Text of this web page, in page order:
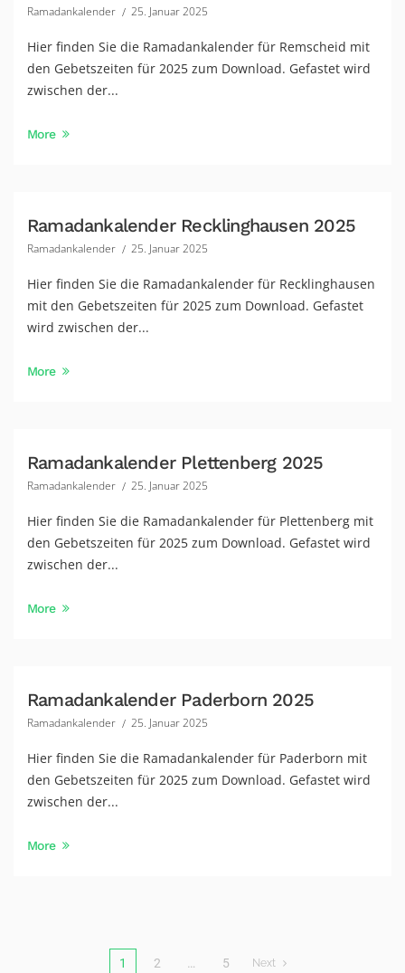
Ramadankalender 25. Januar 2025
Hier finden Sie die Ramadankalender für Remscheid mit
den Gebetszeiten für 2025 zum Download. Gefastet wird
zwischen der...
More
Ramadankalender Recklinghausen 2025
Ramadankalender 25. Januar 2025
Hier finden Sie die Ramadankalender für Recklinghausen
mit den Gebetszeiten für 2025 zum Download. Gefastet
wird zwischen der...
More
Ramadankalender Plettenberg 2025
Ramadankalender 25. Januar 2025
Hier finden Sie die Ramadankalender für Plettenberg mit
den Gebetszeiten für 2025 zum Download. Gefastet wird
zwischen der...
More
Ramadankalender Paderborn 2025
Ramadankalender 25. Januar 2025
Hier finden Sie die Ramadankalender für Paderborn mit
den Gebetszeiten für 2025 zum Download. Gefastet wird
zwischen der...
More
1 2 … 5 Next